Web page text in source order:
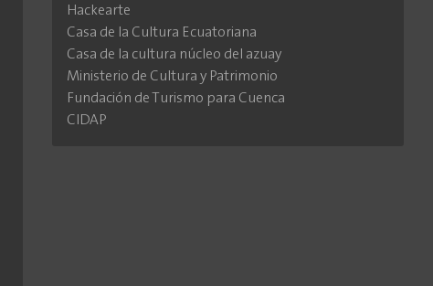
Hackearte
Casa de la Cultura Ecuatoriana
Casa de la cultura núcleo del azuay
Ministerio de Cultura y Patrimonio
Fundación de Turismo para Cuenca
CIDAP